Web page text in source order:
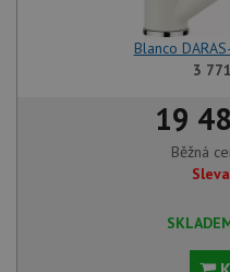
Blanco
3 771
19
Běžná